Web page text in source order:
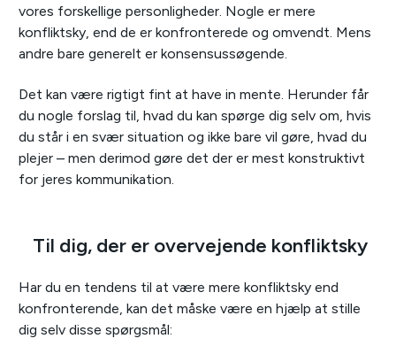
vores forskellige personligheder. Nogle er mere
konfliktsky, end de er konfronterede og omvendt. Mens
andre bare generelt er konsensussøgende.
Det kan være rigtigt fint at have in mente. Herunder får
du nogle forslag til, hvad du kan spørge dig selv om, hvis
du står i en svær situation og ikke bare vil gøre, hvad du
plejer – men derimod gøre det der er mest konstruktivt
for jeres kommunikation.
Til dig, der er overvejende konfliktsky
Har du en tendens til at være mere konfliktsky end
konfronterende, kan det måske være en hjælp at stille
dig selv disse spørgsmål: